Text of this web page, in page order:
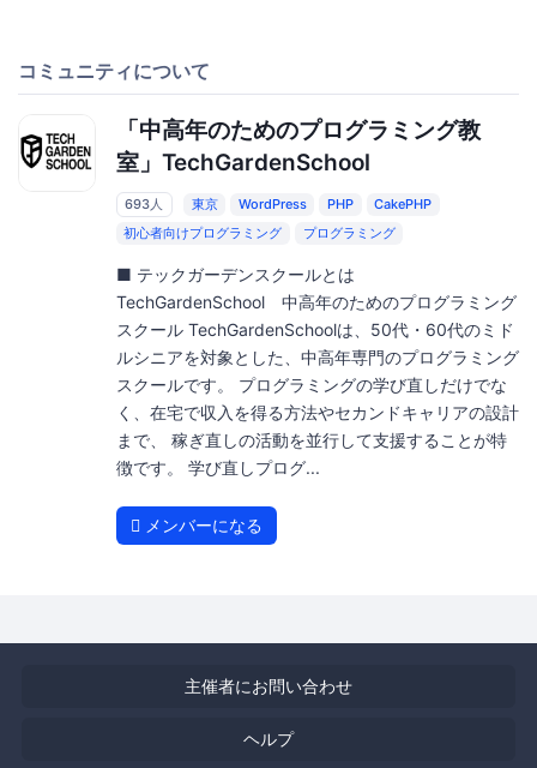
コミュニティについて
「中高年のためのプログラミング教
室」TechGardenSchool
693人 東京 WordPress PHP
CakePHP
初心者向けプログラミング
プログラミング
■ テックガーデンスクールとは
TechGardenSchool 中高年のためのプログラミング
スクール TechGardenSchoolは、50代・60代のミド
ルシニアを対象とした、中高年専門のプログラミング
スクールです。 プログラミングの学び直しだけでな
く、在宅で収入を得る方法やセカンドキャリアの設計
まで、 稼ぎ直しの活動を並行して支援することが特
徴です。 学び直しプログ...
メンバーになる
主催者にお問い合わせ
ヘルプ